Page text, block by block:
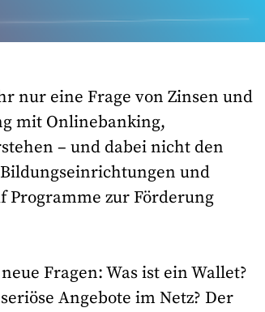
nur eine Frage von Zinsen und
mit Onlinebanking,
– und dabei nicht den
und
Programme zur Förderung
Fragen: Was ist ein Wallet?
Angebote im Netz? Der